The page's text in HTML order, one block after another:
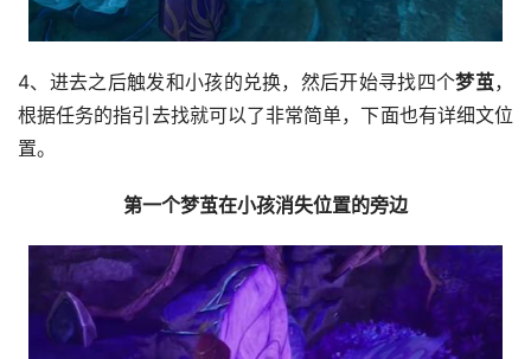
4、进去之后触发和小孩的兑换，然后开始寻找四个梦茧，
根据任务的指引去找就可以了非常简单，下面也有详细文位
置。
第一个梦茧在小孩消失位置的旁边